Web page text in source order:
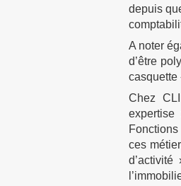
depuis
A noter
d’être
casquette
Chez
ces